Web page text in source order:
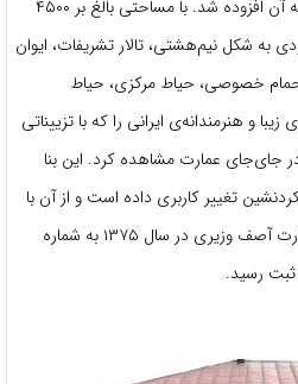
قاجاریه و پهلوی اول، بخش‌هایی به آن افزوده شد. با مساحتی بالغ بر ۴۵۰۰
به شکل نیم‌هشتی، تالار تشریفات، ایوان
خصوصی، حیاط مرکزی، حیاط
و هنرمندانه‌ی ایرانی را که با تزییناتی
جای‌جای عمارت مشاهده کرد. این بنا
تغییر کاربری داده است و از آن با
نام خانه‌ی کرد نیز یاد می‌شود. عمارت آصف وزیری در سال ۱۳۷۵ به شماره